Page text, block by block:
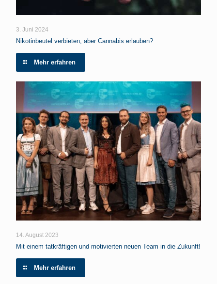
3. Juni 2024
Nikotinbeutel verbieten, aber Cannabis erlauben?
Mehr erfahren
14. August 2023
Mit einem tatkräftigen und motivierten neuen Team in die Zukunft!
Mehr erfahren